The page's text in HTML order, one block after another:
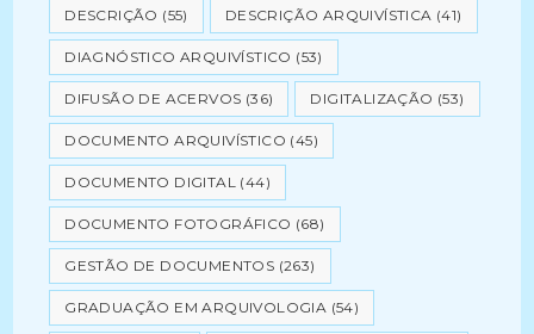
DESCRIÇÃO (55) DESCRIÇÃO ARQUIVÍSTICA (41)
DIAGNÓSTICO ARQUIVÍSTICO (53)
DIFUSÃO DE ACERVOS (36) DIGITALIZAÇÃO (53)
DOCUMENTO ARQUIVÍSTICO (45)
DOCUMENTO DIGITAL (44)
DOCUMENTO FOTOGRÁFICO (68)
GESTÃO DE DOCUMENTOS (263)
GRADUAÇÃO EM ARQUIVOLOGIA (54)